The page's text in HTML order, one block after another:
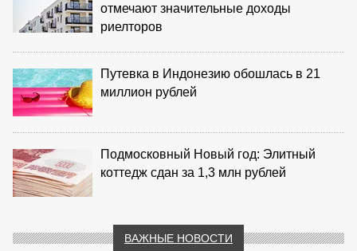
отмечают значительные доходы
риелторов
Путевка в Индонезию обошлась в 21
миллион рублей
Подмосковный Новый год: Элитный
коттедж сдан за 1,3 млн рублей
ВАЖНЫЕ НОВОСТИ